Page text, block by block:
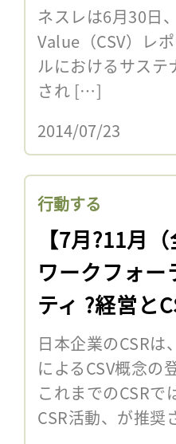
ネスレは6月30日
Value（CSV）レ
ルにおけるサステ
され […]
2014/07/23
行動する
【7月?11月
ワークフォ
ティ ?経営と
を開催！
日本企業のCSR
によるCSV概念の
これまでのCSR
CSR活動、が推